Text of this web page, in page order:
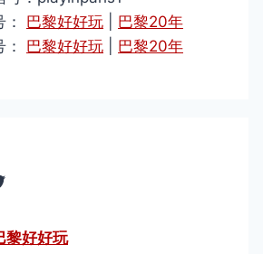
巴黎好好玩
巴黎20年
巴黎好好玩 巴黎20年
黎好好玩